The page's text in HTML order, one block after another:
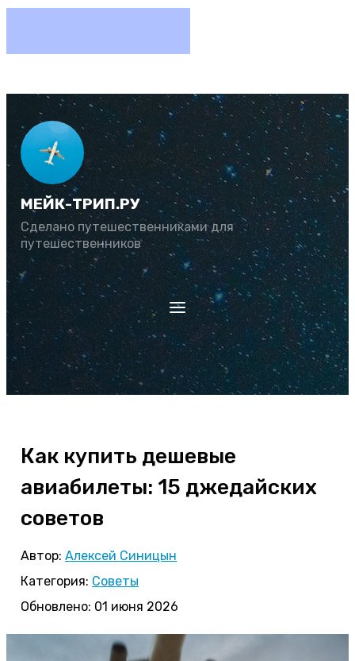
МЕЙК-ТРИП.РУ
Сделано путешественниками для
путешественников
Как купить дешевые
авиабилеты: 15 джедайских
советов
Автор: Алексей Синицын
Категория: Советы
Обновлено: 01 июня 2026